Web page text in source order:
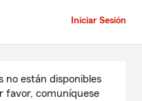
Iniciar Sesión
no están disponibles
favor, comuníquese